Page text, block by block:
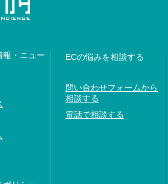
報・ニュー
ECの悩みを相談する
問い合わせフォームから
相談する
電話で相談する